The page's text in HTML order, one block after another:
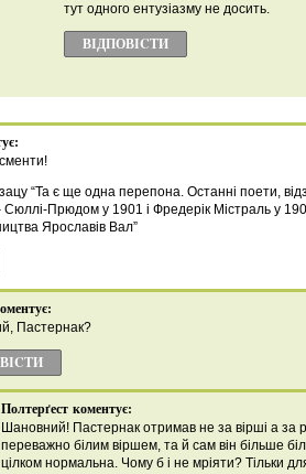
тут одного ентузіазму не досить.
ВІДПОВІCТИ
“Та є ще одна перепона. Останні поети,
Прюдом у 1901 і Фредерік Містраль у
Ярославів Вал”
Пастернак?
Полтерґест коментує:
Шановний! Пастернак отримав не за вірші а за
переважно білим віршем, та й сам він більше
цілком нормальна. Чому б і не мріяти? Тільки